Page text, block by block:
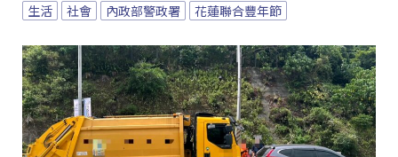
生活 社會 內政部警政署 花蓮聯合豐年節